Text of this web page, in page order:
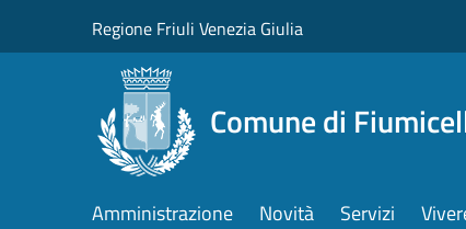
Regione Friuli Venezia Giulia
Comune di
Amministrazione Novità Servizi